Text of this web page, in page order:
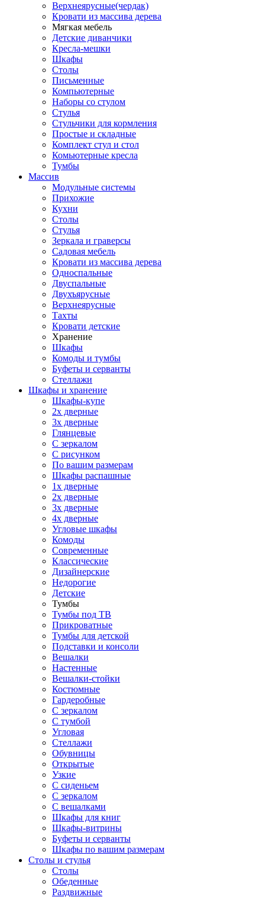
Верхнеярусные(чердак)
Кровати из массива дерева
Мягкая мебель
Детские диванчики
Кресла-мешки
Шкафы
Столы
Письменные
Компьютерные
Наборы со стулом
Стулья
Стульчики для кормления
Простые и складные
Комплект стул и стол
Комьютерные кресла
Тумбы
Массив
Модульные системы
Прихожие
Кухни
Столы
Стулья
Зеркала и граверсы
Садовая мебель
Кровати из массива дерева
Односпальные
Двуспальные
Двухъярусные
Верхнеярусные
Тахты
Кровати детские
Хранение
Шкафы
Комоды и тумбы
Буфеты и серванты
Стеллажи
Шкафы и хранение
Шкафы-купе
2х дверные
3х дверные
Глянцевые
С зеркалом
С рисунком
По вашим размерам
Шкафы распашные
1х дверные
2х дверные
3х дверные
4х дверные
Угловые шкафы
Комоды
Современные
Классические
Дизайнерские
Недорогие
Детские
Тумбы
Тумбы под ТВ
Прикроватные
Тумбы для детской
Подставки и консоли
Вешалки
Настенные
Вешалки-стойки
Костюмные
Гардеробные
С зеркалом
С тумбой
Угловая
Стеллажи
Обувницы
Открытые
Узкие
С сиденьем
С зеркалом
С вешалками
Шкафы для книг
Шкафы-витрины
Буфеты и серванты
Шкафы по вашим размерам
Столы и стулья
Столы
Обеденные
Раздвижные